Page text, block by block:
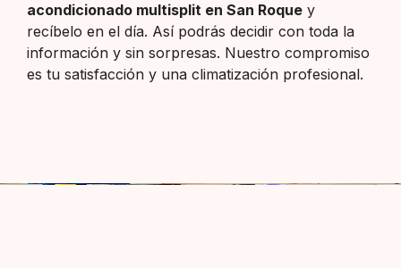
acondicionado multisplit en San Roque y
recíbelo en el día. Así podrás decidir con toda la
información y sin sorpresas. Nuestro compromiso
es tu satisfacción y una climatización profesional.